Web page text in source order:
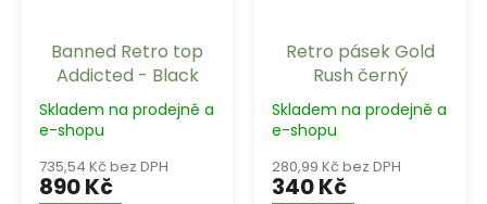
Banned Retro top
Addicted - Black
Skladem na prodejně a
e-shopu
735,54 Kč bez DPH
890 Kč
Retro pásek Gold
Rush černý
Skladem na prodejně a
e-shopu
280,99 Kč bez DPH
340 Kč